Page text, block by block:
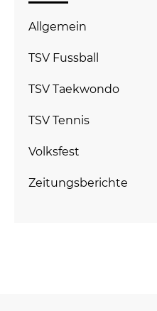
Allgemein
TSV Fussball
TSV Taekwondo
TSV Tennis
Volksfest
Zeitungsberichte